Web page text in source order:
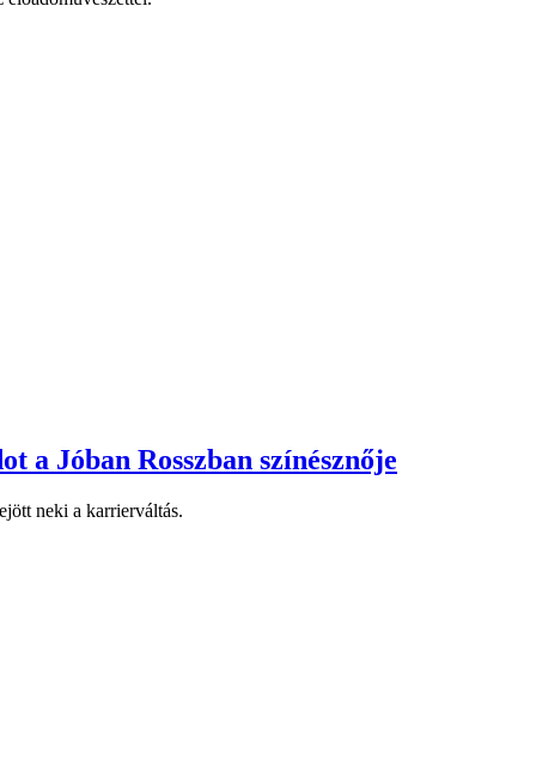
a Jóban Rosszban színésznője
neki a karrierváltás.